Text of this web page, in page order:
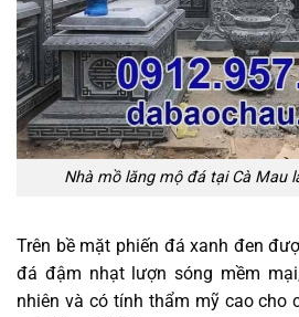
Nhà mồ lăng mộ đá tại Cà Mau
Trên bề mặt phiến đá xanh đen
đá đậm nhạt lượn sóng mềm
nhiên và có tính thẩm mỹ cao cho